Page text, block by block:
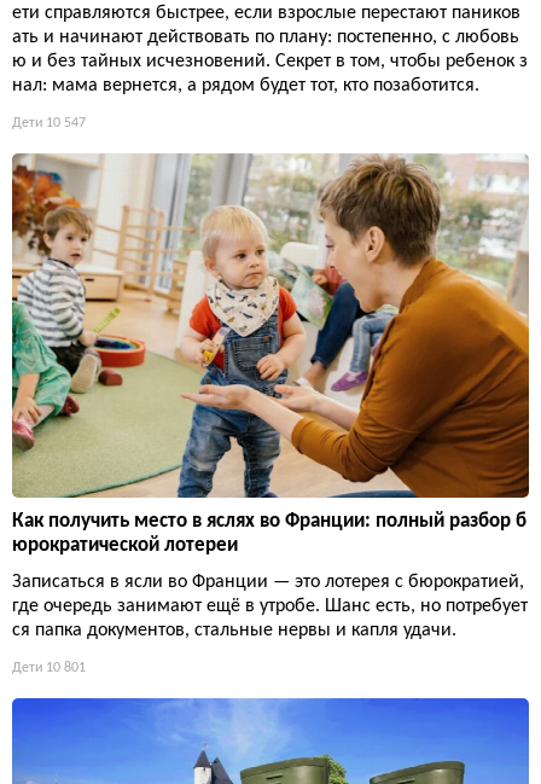
ети справляются быстрее, если взрослые перестают паников
ать и начинают действовать по плану: постепенно, с любовь
ю и без тайных исчезновений. Секрет в том, чтобы ребенок з
нал: мама вернется, а рядом будет тот, кто позаботится.
Дети 10 547
Как получить место в яслях во Франции: полный разбор б
юрократической лотереи
Записаться в ясли во Франции — это лотерея с бюрократией,
где очередь занимают ещё в утробе. Шанс есть, но потребует
ся папка документов, стальные нервы и капля удачи.
Дети 10 801